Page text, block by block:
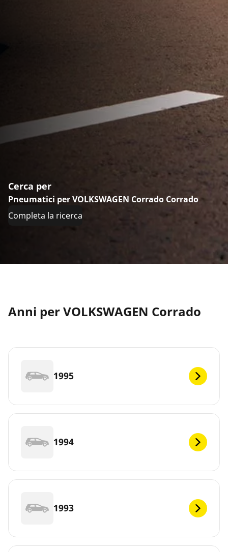
Cerca per
Pneumatici per VOLKSWAGEN Corrado Corrado
Completa la ricerca
Anni per VOLKSWAGEN Corrado
1995
1994
1993